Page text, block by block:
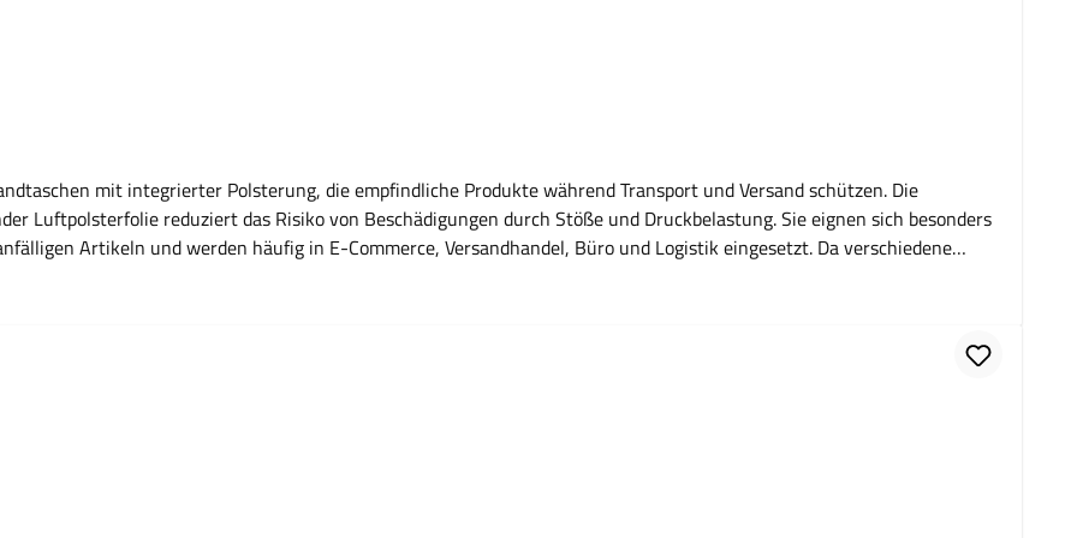
mit integrierter Polsterung, die empfindliche Produkte während Transport und Versand schützen. Die
Luftpolsterfolie reduziert das Risiko von Beschädigungen durch Stöße und Druckbelastung. Sie eignen sich besonders
Artikeln und werden häufig in E-Commerce, Versandhandel, Büro und Logistik eingesetzt. Da verschiedene
Integrierte Luftpolsterung zum Schutz empfindlicher Inhalte Reduziert